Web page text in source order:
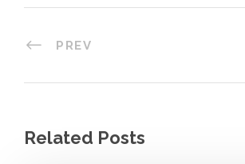
PREV
Related Posts